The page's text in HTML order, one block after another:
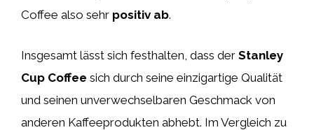
Coffee also sehr positiv ab.
Insgesamt lässt sich festhalten, dass der Stanley
Cup Coffee sich durch seine einzigartige Qualität
und seinen unverwechselbaren Geschmack von
anderen Kaffeeprodukten abhebt. Im Vergleich zu